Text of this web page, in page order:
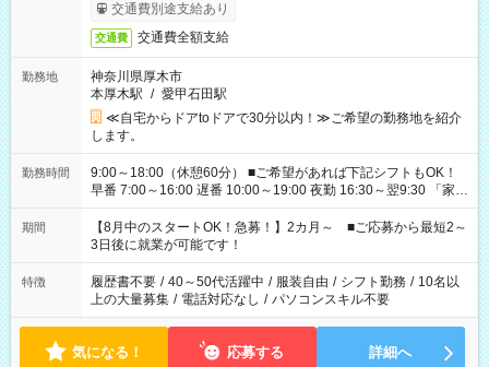
交通費別途支給あり
交通費 交通費全額支給
勤務地
神奈川県厚木市
本厚木駅 / 愛甲石田駅
≪自宅からドアtoドアで30分以内！≫ご希望の勤務地を紹介
します。
勤務時間
9:00～18:00（休憩60分） ■ご希望があれば下記シフトもOK！
早番 7:00～16:00 遅番 10:00～19:00 夜勤 16:30～翌9:30 「家族
と休みを合わせたい」 「余裕を持って夕飯の準備がしたい」
「できれば残業はしたくない」 など、ご希望を教えてください
ね。 ※Wワーク希望の方へ 今ご覧のお仕事で希望する勤務時間
と、もう1つのお仕事の勤務時間。 合計で週40時間を超える場
合は応募できません。
期間
【8月中のスタートOK！急募！】2カ月～ ■ご応募から最短2～
3日後に就業が可能です！
特徴 履歴書不要 / 40～50代活躍中 / 服装自由 / シフト勤務 / 10名以
上の大量募集 / 電話対応なし / パソコンスキル不要
気になる！ 応募する 詳細へ